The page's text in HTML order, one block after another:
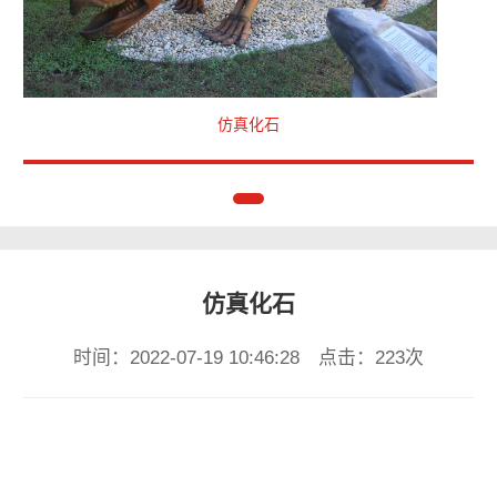
仿真化石
仿真化石
时间：2022-07-19 10:46:28 点击：223次